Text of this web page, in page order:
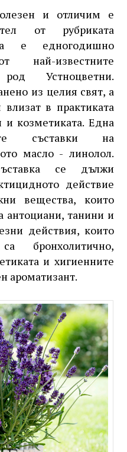
и отличим е
от рубриката
е едногодишно
известните
Устноцветни.
из целия свят, а
в практиката
козметиката. Една
съставки на
масло - линолол.
се дължи
действие
вещества, които
антоциани, танини и
действия, които
бронхолитично,
и хигиенните
ароматизант.